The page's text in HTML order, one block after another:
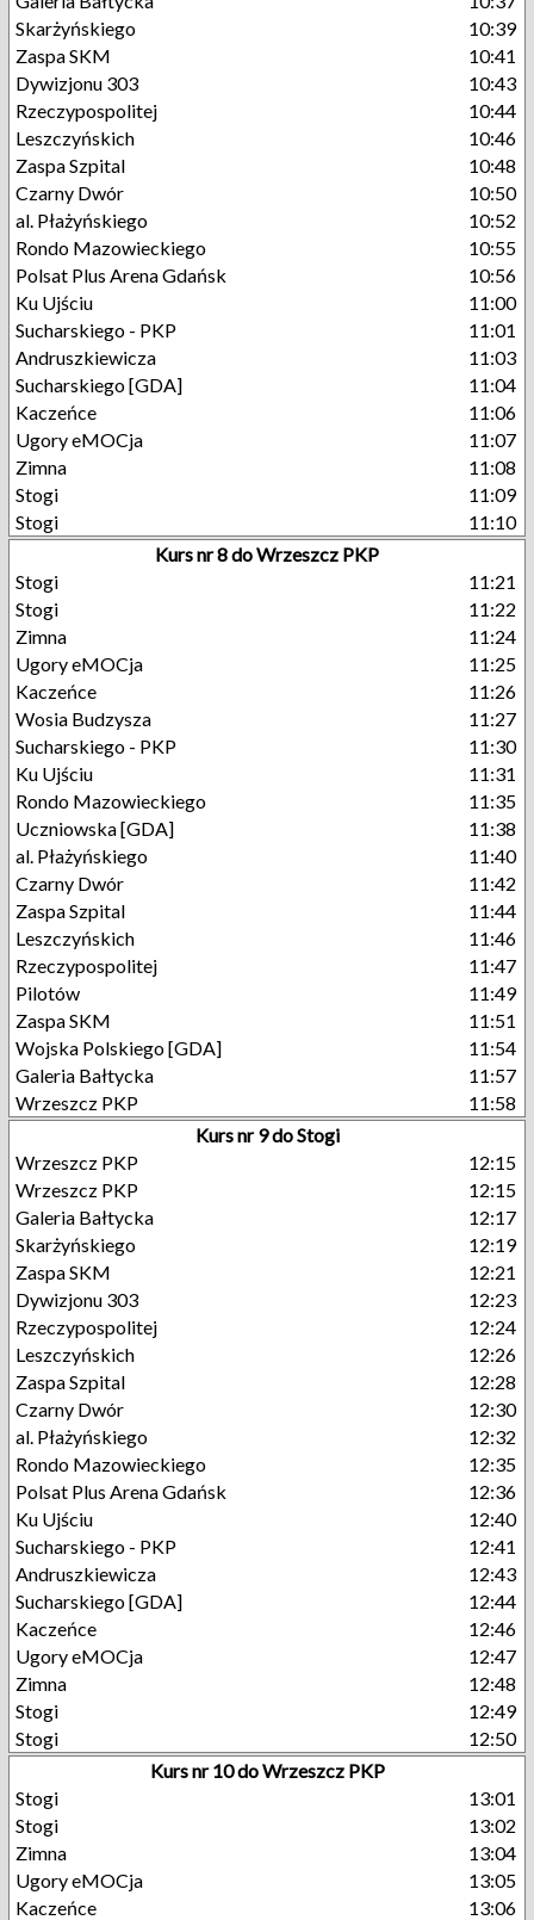
Skarżyńskiego
10:39
Zaspa SKM
10:41
Dywizjonu 303
10:43
Rzeczypospolitej
10:44
Leszczyńskich
10:46
Zaspa Szpital
10:48
Czarny Dwór
10:50
al. Płażyńskiego
10:52
Rondo Mazowieckiego
10:55
Polsat Plus Arena Gdańsk
10:56
Ku Ujściu
11:00
Sucharskiego - PKP
11:01
Andruszkiewicza
11:03
Sucharskiego [GDA]
11:04
Kaczeńce
11:06
Ugory eMOCja
11:07
Zimna
11:08
Stogi
11:09
Stogi
11:10
Kurs nr 8 do Wrzeszcz PKP
Stogi
11:21
Stogi
11:22
Zimna
11:24
Ugory eMOCja
11:25
Kaczeńce
11:26
Wosia Budzysza
11:27
Sucharskiego - PKP
11:30
Ku Ujściu
11:31
Rondo Mazowieckiego
11:35
Uczniowska [GDA]
11:38
al. Płażyńskiego
11:40
Czarny Dwór
11:42
Zaspa Szpital
11:44
Leszczyńskich
11:46
Rzeczypospolitej
11:47
Pilotów
11:49
Zaspa SKM
11:51
Wojska Polskiego [GDA]
11:54
Galeria Bałtycka
11:57
Wrzeszcz PKP
11:58
Kurs nr 9 do Stogi
Wrzeszcz PKP
12:15
Wrzeszcz PKP
12:15
Galeria Bałtycka
12:17
Skarżyńskiego
12:19
Zaspa SKM
12:21
Dywizjonu 303
12:23
Rzeczypospolitej
12:24
Leszczyńskich
12:26
Zaspa Szpital
12:28
Czarny Dwór
12:30
al. Płażyńskiego
12:32
Rondo Mazowieckiego
12:35
Polsat Plus Arena Gdańsk
12:36
Ku Ujściu
12:40
Sucharskiego - PKP
12:41
Andruszkiewicza
12:43
Sucharskiego [GDA]
12:44
Kaczeńce
12:46
Ugory eMOCja
12:47
Zimna
12:48
Stogi
12:49
Stogi
12:50
Kurs nr 10 do Wrzeszcz PKP
Stogi
13:01
Stogi
13:02
Zimna
13:04
Ugory eMOCja
13:05
Kaczeńce
13:06